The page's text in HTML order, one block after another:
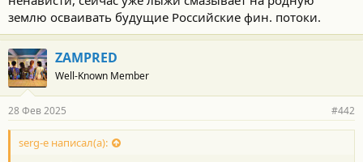
землю осваивать будущие Российские фин. потоки.
ZAMPRED
Well-Known Member
28 Фев 2025 #442
serg-e написал(а):